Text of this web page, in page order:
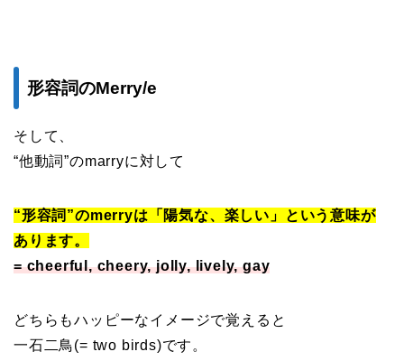
形容詞のMerry/e
そして、
“他動詞”のmarryに対して
“形容詞”のmerryは「陽気な、楽しい」という意味が
あります。
= cheerful, cheery, jolly, lively, gay
どちらもハッピーなイメージで覚えると
一石二鳥(= two birds)です。